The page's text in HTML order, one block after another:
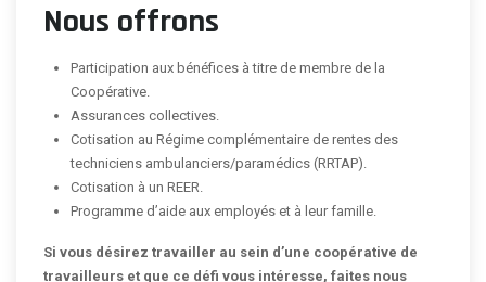
Nous offrons
Participation aux bénéfices à titre de membre de la
Coopérative.
Assurances collectives.
Cotisation au Régime complémentaire de rentes des
techniciens ambulanciers/paramédics (RRTAP).
Cotisation à un REER.
Programme d’aide aux employés et à leur famille.
Si vous désirez travailler au sein d’une coopérative de
travailleurs et que ce défi vous intéresse, faites nous